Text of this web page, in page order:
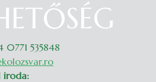
0771 535848
iroda: